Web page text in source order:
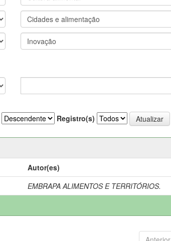
Registro(s)
Autor(es)
EMBRAPA ALIMENTOS E TERRITÓRIOS.